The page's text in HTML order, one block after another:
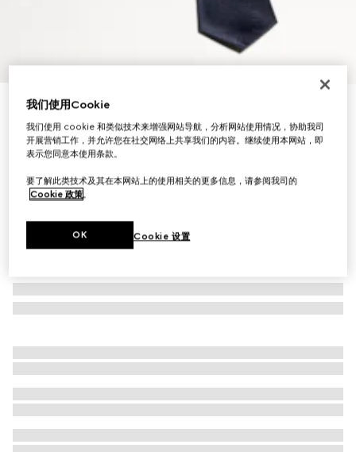
真丝提花领带
£145
相关款式深蓝色
我们使用Cookie
我们使用 cookie 和类似技术来增强网站导航，分析网站使用情况，协助我司
开展营销工作，并允许您在社交网络上共享我们的内容。继续使用本网站，即
表示您同意本使用条款。
要了解此类技术及其在本网站上的使用相关的更多信息，请参阅我司的
Cookie 政策。
Cookie 设置
OK